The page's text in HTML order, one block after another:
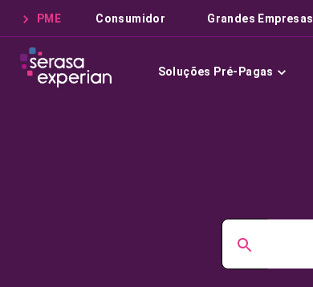
PME Consumidor Grandes Empresas
Soluções Pré-Pagas